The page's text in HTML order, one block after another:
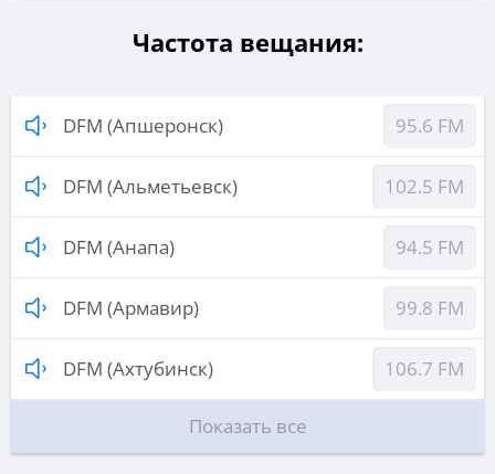
Частота вещания:
DFM (Апшеронск) 95.6 FM
DFM (Альметьевск) 102.5 FM
DFM (Анапа) 94.5 FM
DFM (Армавир) 99.8 FM
DFM (Ахтубинск) 106.7 FM
Показать все